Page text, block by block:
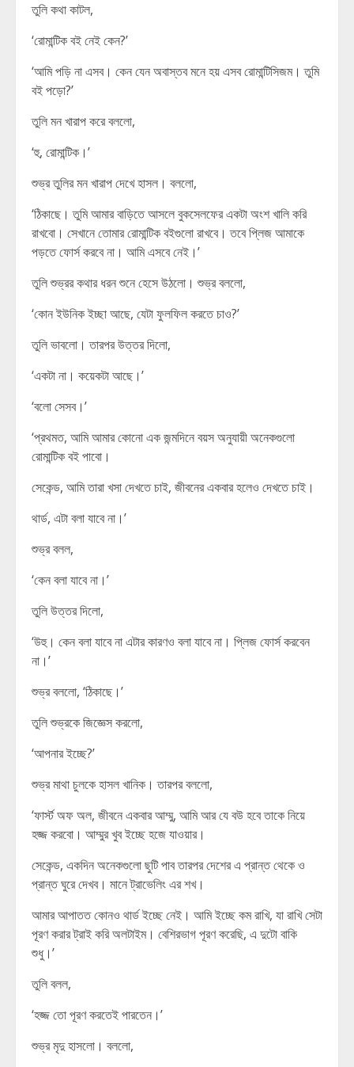
তুলি কথা কাটল,
‘রোমান্টিক বই নেই কেন?’
‘আমি পড়ি না এসব। কেন যেন অবাস্তব মনে হয় এসব রোমান্টিসিজম। তুমি
বই পড়ো?’
তুলি মন খারাপ করে বললো,
‘হু, রোমান্টিক।’
শুভ্র তুলির মন খারাপ দেখে হাসল। বললো,
‘ঠিকাছে। তুমি আমার বাড়িতে আসলে বুকসেলফের একটা অংশ খালি করি
রাখবো। সেখানে তোমার রোমান্টিক বইগুলো রাখবে। তবে প্লিজ আমাকে
পড়তে ফোর্স করবে না। আমি এসবে নেই।’
তুলি শুভ্রর কথার ধরন শুনে হেসে উঠলো। শুভ্র বললো,
‘কোন ইউনিক ইচ্ছা আছে, যেটা ফুলফিল করতে চাও?’
তুলি ভাবলো। তারপর উত্তর দিলো,
‘একটা না। কয়েকটা আছে।’
‘বলো সেসব।’
‘প্রথমত, আমি আমার কোনো এক জন্মদিনে বয়স অনুযায়ী অনেকগুলো
রোমান্টিক বই পাবো।
সেকেন্ড, আমি তারা খসা দেখতে চাই, জীবনের একবার হলেও দেখতে চাই।
থার্ড, এটা বলা যাবে না।’
শুভ্র বলল,
‘কেন বলা যাবে না।’
তুলি উত্তর দিলো,
‘উহু। কেন বলা যাবে না এটার কারণও বলা যাবে না। প্লিজ ফোর্স করবেন
না।’
শুভ্র বললো, ‘ঠিকাছে।’
তুলি শুভ্রকে জিজ্ঞেস করলো,
‘আপনার ইচ্ছে?’
শুভ্র মাথা চুলকে হাসল খানিক। তারপর বললো,
‘ফার্স্ট অফ অল, জীবনে একবার আম্মু, আমি আর যে বউ হবে তাকে নিয়ে
হজ্জ করবো। আম্মুর খুব ইচ্ছে হজে যাওয়ার।
সেকেন্ড, একদিন অনেকগুলো ছুটি পাব তারপর দেশের এ প্রান্ত থেকে ও
প্রান্ত ঘুরে দেখব। মানে ট্রাভেলিং এর শখ।
আমার আপাতত কোনও থার্ড ইচ্ছে নেই। আমি ইচ্ছে কম রাখি, যা রাখি সেটা
পূরণ করার ট্রাই করি অলটাইম। বেশিরভাগ পূরণ করেছি, এ দুটো বাকি
শুধু।’
তুলি বলল,
‘হজ্জ তো পূরণ করতেই পারতেন।’
শুভ্র মৃদু হাসলো। বললো,